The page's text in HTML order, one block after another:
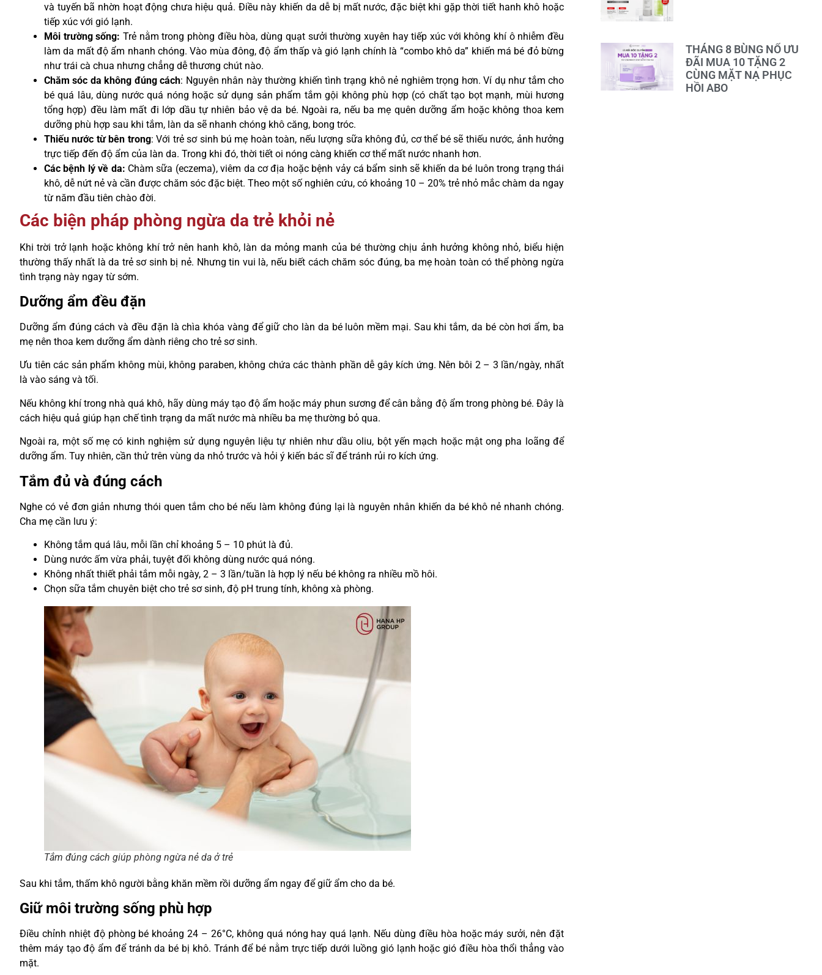
và tuyến bã nhờn hoạt động chưa hiệu quả. Điều này khiến da dễ bị mất nước, đặc biệt khi gặp thời tiết hanh khô hoặc
tiếp xúc với gió lạnh.
Môi trường sống: Trẻ nằm trong phòng điều hòa, dùng quạt sưởi thường xuyên hay tiếp xúc với không khí ô nhiễm đều
làm da mất độ ẩm nhanh chóng. Vào mùa đông, độ ẩm thấp và gió lạnh chính là “combo khô da” khiến má bé đỏ bừng
như trái cà chua nhưng chẳng dễ thương chút nào.
Chăm sóc da không đúng cách: Nguyên nhân này thường khiến tình trạng khô nẻ nghiêm trọng hơn. Ví dụ như tắm cho
bé quá lâu, dùng nước quá nóng hoặc sử dụng sản phẩm tắm gội không phù hợp (có chất tạo bọt mạnh, mùi hương
tổng hợp) đều làm mất đi lớp dầu tự nhiên bảo vệ da bé. Ngoài ra, nếu ba mẹ quên dưỡng ẩm hoặc không thoa kem
dưỡng phù hợp sau khi tắm, làn da sẽ nhanh chóng khô căng, bong tróc.
Thiếu nước từ bên trong: Với trẻ sơ sinh bú mẹ hoàn toàn, nếu lượng sữa không đủ, cơ thể bé sẽ thiếu nước, ảnh hưởng
trực tiếp đến độ ẩm của làn da. Trong khi đó, thời tiết oi nóng càng khiến cơ thể mất nước nhanh hơn.
Các bệnh lý về da: Chàm sữa (eczema), viêm da cơ địa hoặc bệnh vảy cá bẩm sinh sẽ khiến da bé luôn trong trạng thái
khô, dễ nứt nẻ và cần được chăm sóc đặc biệt. Theo một số nghiên cứu, có khoảng 10 – 20% trẻ nhỏ mắc chàm da ngay
từ năm đầu tiên chào đời.
Các biện pháp phòng ngừa da trẻ khỏi nẻ
Khi trời trở lạnh hoặc không khí trở nên hanh khô, làn da mỏng manh của bé thường chịu ảnh hưởng không nhỏ, biểu hiện
thường thấy nhất là da trẻ sơ sinh bị nẻ. Nhưng tin vui là, nếu biết cách chăm sóc đúng, ba mẹ hoàn toàn có thể phòng ngừa
tình trạng này ngay từ sớm.
Dưỡng ẩm đều đặn
Dưỡng ẩm đúng cách và đều đặn là chìa khóa vàng để giữ cho làn da bé luôn mềm mại. Sau khi tắm, da bé còn hơi ẩm, ba
mẹ nên thoa kem dưỡng ẩm dành riêng cho trẻ sơ sinh.
Ưu tiên các sản phẩm không mùi, không paraben, không chứa các thành phần dễ gây kích ứng. Nên bôi 2 – 3 lần/ngày, nhất
là vào sáng và tối.
Nếu không khí trong nhà quá khô, hãy dùng máy tạo độ ẩm hoặc máy phun sương để cân bằng độ ẩm trong phòng bé. Đây là
cách hiệu quả giúp hạn chế tình trạng da mất nước mà nhiều ba mẹ thường bỏ qua.
Ngoài ra, một số mẹ có kinh nghiệm sử dụng nguyên liệu tự nhiên như dầu oliu, bột yến mạch hoặc mật ong pha loãng để
dưỡng ẩm. Tuy nhiên, cần thử trên vùng da nhỏ trước và hỏi ý kiến bác sĩ để tránh rủi ro kích ứng.
Tắm đủ và đúng cách
Nghe có vẻ đơn giản nhưng thói quen tắm cho bé nếu làm không đúng lại là nguyên nhân khiến da bé khô nẻ nhanh chóng.
Cha mẹ cần lưu ý:
Không tắm quá lâu, mỗi lần chỉ khoảng 5 – 10 phút là đủ.
Dùng nước ấm vừa phải, tuyệt đối không dùng nước quá nóng.
Không nhất thiết phải tắm mỗi ngày, 2 – 3 lần/tuần là hợp lý nếu bé không ra nhiều mồ hôi.
Chọn sữa tắm chuyên biệt cho trẻ sơ sinh, độ pH trung tính, không xà phòng.
Tắm đúng cách giúp phòng ngừa nẻ da ở trẻ
Sau khi tắm, thấm khô người bằng khăn mềm rồi dưỡng ẩm ngay để giữ ẩm cho da bé.
Giữ môi trường sống phù hợp
Điều chỉnh nhiệt độ phòng bé khoảng 24 – 26°C, không quá nóng hay quá lạnh. Nếu dùng điều hòa hoặc máy sưởi, nên đặt
thêm máy tạo độ ẩm để tránh da bé bị khô. Tránh để bé nằm trực tiếp dưới luồng gió lạnh hoặc gió điều hòa thổi thẳng vào
mặt.
THÁNG 8 BÙNG NỔ ƯU
ĐÃI MUA 10 TẶNG 2
CÙNG MẶT NẠ PHỤC
HỒI ABO